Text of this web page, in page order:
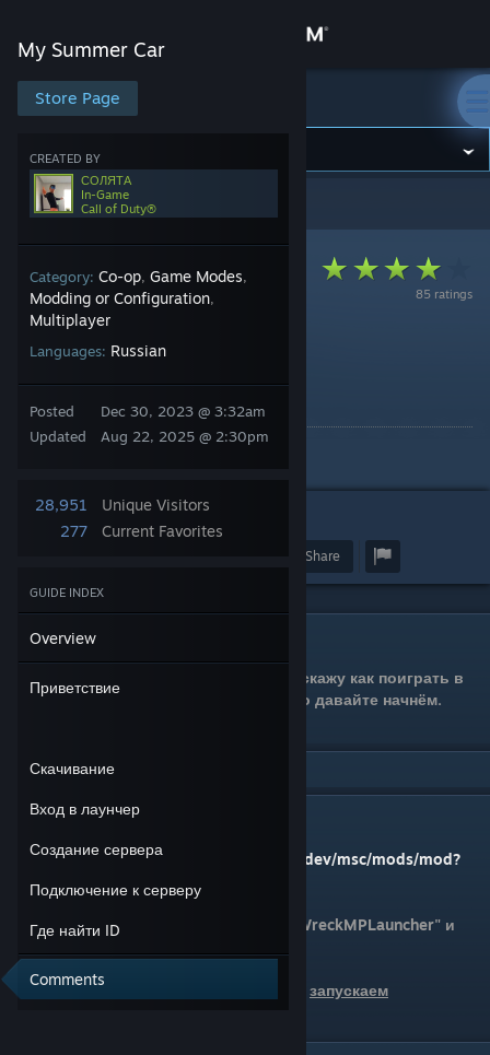
Store
Community
About
Support
Get the Steam Mobile App
View desktop website
My Summer Car
Store Page
CREATED BY
СОЛЯТА
In-Game
Call of Duty®
Category: Co-op, Game Modes,
Modding or Configuration,
Multiplayer
Languages: Russian
Posted
Updated
Dec 30, 2023 @ 3:32am
Aug 22, 2025 @ 2:30pm
28,951
Unique Visitors
277
Current Favorites
GUIDE INDEX
Overview
Приветствие
Скачивание
Вход в лаунчер
Создание сервера
Подключение к серверу
Где найти ID
Comments
My Summer Car
My Summer Car >Guides
85 ratings
Как поиграть с другом и
раскумарится
By СОЛЯТА
Share
Приветствие
Всем пайво, в этом руководстве я расскажу как поиграть в
саммару с другом или друзьями ну, что давайте начнём.
Скачивание
Переходим по ссылке
:https://maceeiko.dev/msc/mods/mod?
id=BeerMPpublic
Из скачанного архива достаём папку "WreckMPLauncher" и
Открываем папку "WreckMPLauncher" и запускаем